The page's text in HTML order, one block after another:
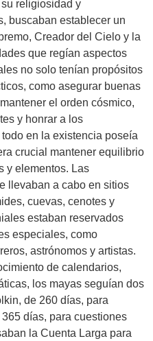
religiosidad y
buscaban establecer un
Creador del Cielo y la
que regían aspectos
no solo tenían propósitos
como asegurar buenas
el orden cósmico,
y honrar a los
en la existencia poseía
crucial mantener equilibrio
y elementos. Las
llevaban a cabo en sitios
cuevas, cenotes y
estaban reservados
especiales, como
astrónomos y artistas.
de calendarios,
los mayas seguían dos
de 260 días, para
días, para cuestiones
la Cuenta Larga para